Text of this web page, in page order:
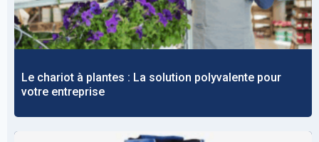
Le chariot à plantes : La solution polyvalente pour
votre entreprise